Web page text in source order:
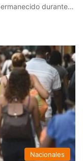
durante…
Nacionales